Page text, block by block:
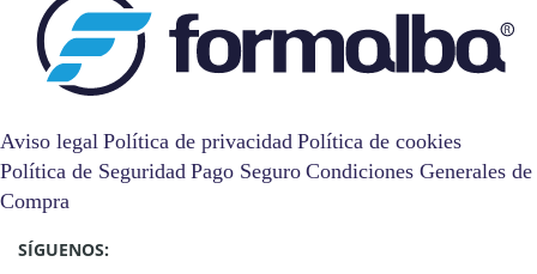
Aviso legal Política de privacidad Política de cookies
Política de Seguridad Pago Seguro Condiciones Generales de
Compra
SÍGUENOS: